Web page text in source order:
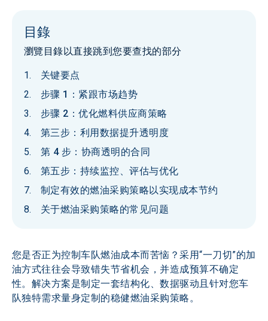
目錄
瀏覽目錄以直接跳到您要查找的部分
关键要点
步骤 1：紧跟市场趋势
步骤 2：优化燃料供应商策略
第三步：利用数据提升透明度
第 4 步：协商透明的合同
第五步：持续监控、评估与优化
制定有效的燃油采购策略以实现成本节约
关于燃油采购策略的常见问题
您是否正为控制车队燃油成本而苦恼？采用“一刀切”的加
油方式往往会导致错失节省机会，并造成预算不确定
性。解决方案是制定一套结构化、数据驱动且针对您车
队独特需求量身定制的稳健燃油采购策略。